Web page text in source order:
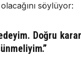
söylüyor:
Doğru